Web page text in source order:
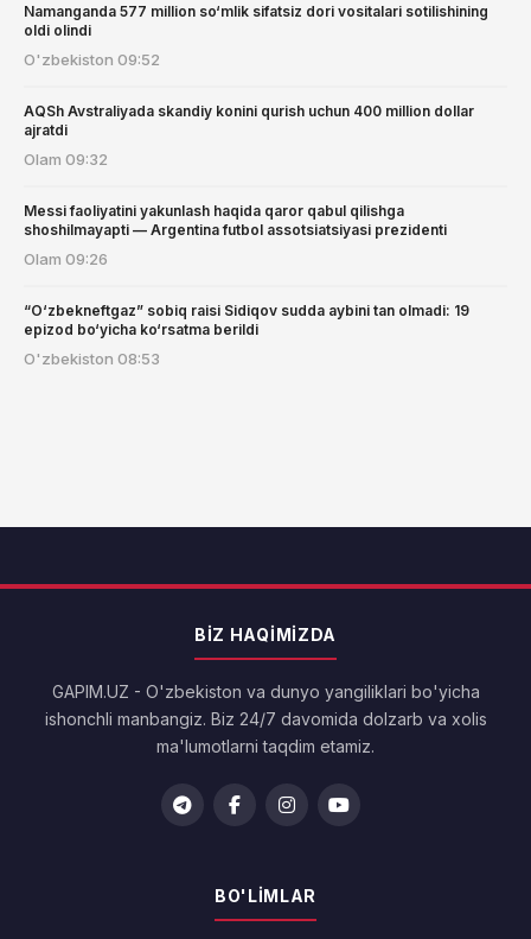
Namanganda 577 million so‘mlik sifatsiz dori vositalari sotilishining
oldi olindi
O'zbekiston 09:52
AQSh Avstraliyada skandiy konini qurish uchun 400 million dollar
ajratdi
Olam 09:32
Messi faoliyatini yakunlash haqida qaror qabul qilishga
shoshilmayapti — Argentina futbol assotsiatsiyasi prezidenti
Olam 09:26
“O‘zbekneftgaz” sobiq raisi Sidiqov sudda aybini tan olmadi: 19
epizod bo‘yicha ko‘rsatma berildi
O'zbekiston 08:53
BIZ HAQIMIZDA
GAPIM.UZ - O'zbekiston va dunyo yangiliklari bo'yicha
ishonchli manbangiz. Biz 24/7 davomida dolzarb va xolis
ma'lumotlarni taqdim etamiz.
BO'LIMLAR